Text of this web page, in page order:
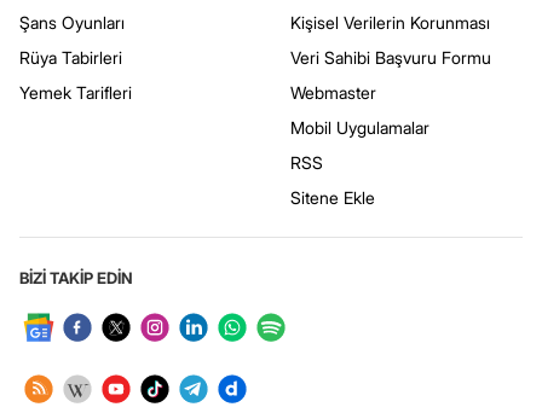
Şans Oyunları
Rüya Tabirleri
Yemek Tarifleri
Kişisel Verilerin Korunması
Veri Sahibi Başvuru Formu
Webmaster
Mobil Uygulamalar
RSS
Sitene Ekle
BİZİ TAKİP EDİN